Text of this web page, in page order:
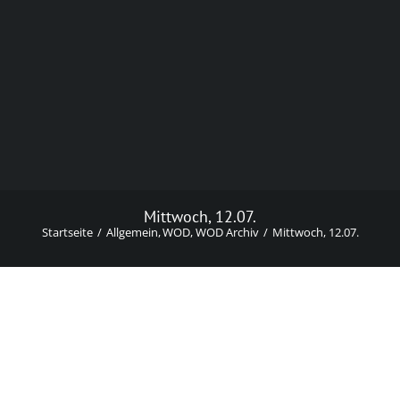
Mittwoch, 12.07.
Startseite Allgemein WOD WOD Archiv Mittwoch, 12.07.